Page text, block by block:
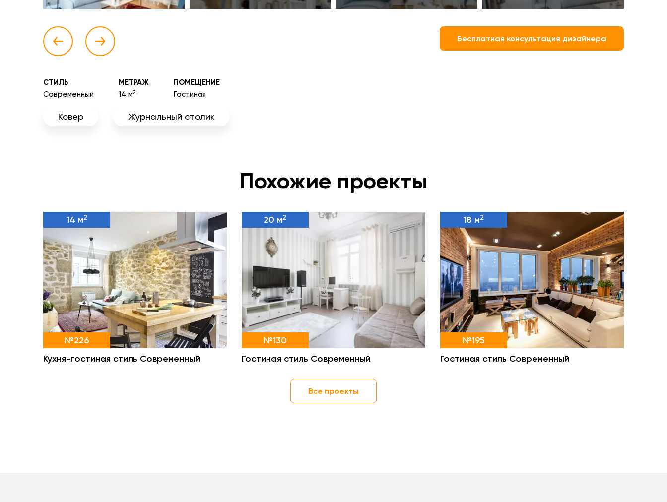
Бесплатная консультация дизайнера
СТИЛЬ
Современный
МЕТРАЖ
14 м2
ПОМЕЩЕНИЕ
Гостиная
Ковер Журнальный столик
Похожие проекты
14 м2
№226
Кухня-гостиная стиль Современный
20 м2
№130
Гостиная стиль Современный
18 м2
№195
Гостиная стиль Современный
Все проекты